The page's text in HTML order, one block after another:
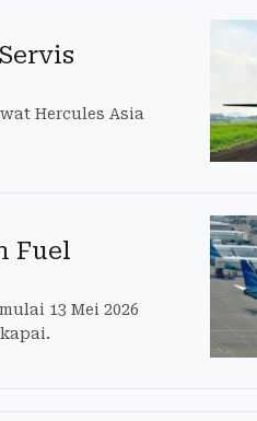
Hercules Asia
Fuel
13 Mei 2026